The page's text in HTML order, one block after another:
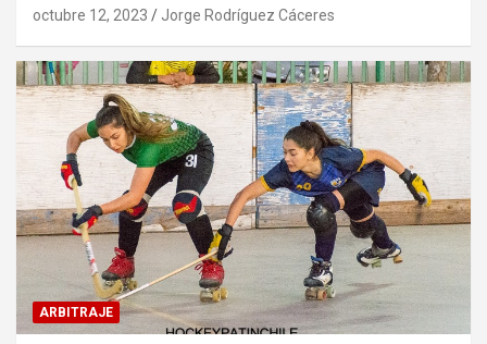
octubre 12, 2023 Jorge Rodríguez Cáceres
ARBITRAJE